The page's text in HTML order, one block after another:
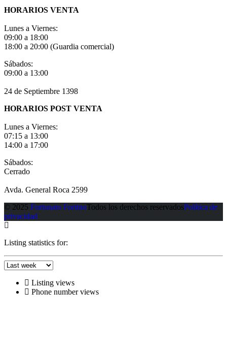
HORARIOS VENTA
Lunes a Viernes:
09:00 a 18:00
18:00 a 20:00 (Guardia comercial)
Sábados:
09:00 a 13:00
24 de Septiembre 1398
HORARIOS POST VENTA
Lunes a Viernes:
07:15 a 13:00
14:00 a 17:00
Sábados:
Cerrado
Avda. General Roca 2599
© 2025 Fortunato FortinoTodos los derechos reservadosPolítica de
privacidad
Listing statistics for:
Listing views
Phone number views